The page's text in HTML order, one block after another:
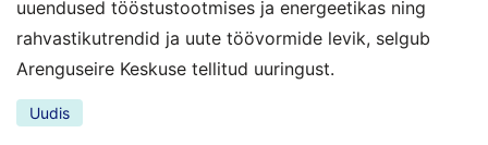
uuendused tööstustootmises ja energeetikas ning
rahvastikutrendid ja uute töövormide levik, selgub
Arenguseire Keskuse tellitud uuringust.
Uudis